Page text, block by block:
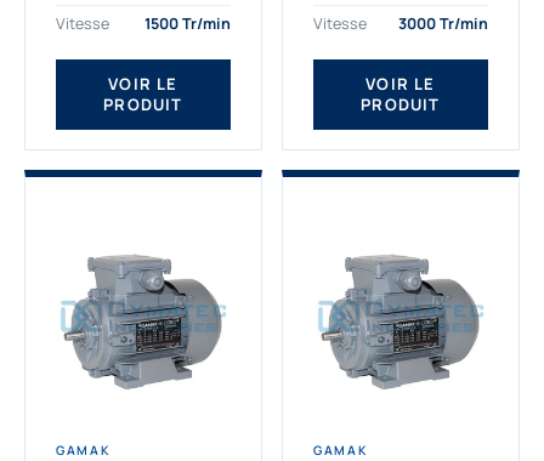
détermination et la
fourniture...
Vitesse
1500 Tr/min
VOIR LE
PRODUIT
Fournisseur Français
des moteurs
électriques Gamak,
nous proposons
exclusivement des...
Vitesse
3000 Tr/min
VOIR LE
PRODUIT
GAMAK GAMAK